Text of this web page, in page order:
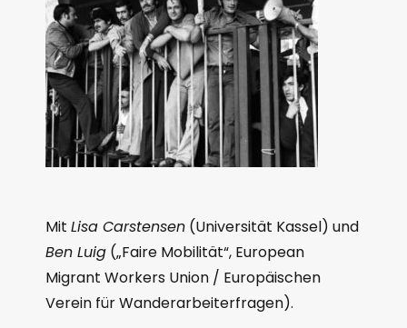
Mit Lisa Carstensen (Universität Kassel) und
Ben Luig („Faire Mobilität“, European
Migrant Workers Union / Europäischen
Verein für Wanderarbeiterfragen).